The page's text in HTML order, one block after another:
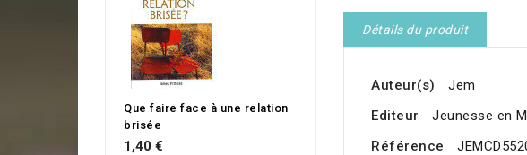
Détails du produit
Auteur(s)
Jem
Editeur
Jeunesse en
Référence
Que faire face à une relation
brisée
1,40 €